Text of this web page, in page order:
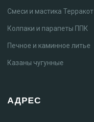
Смеси и мастика Терракот
Колпаки и парапеты ППК
Печное и каминное литье
Казаны чугунные
АДРЕС